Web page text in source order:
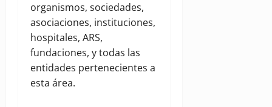
organismos, sociedades,
asociaciones, instituciones,
hospitales, ARS,
fundaciones, y todas las
entidades pertenecientes a
esta área.